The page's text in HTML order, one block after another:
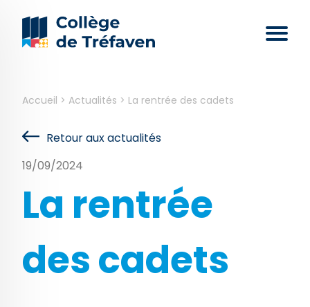
Accueil > Actualités > La rentrée des cadets
Retour aux actualités
19/09/2024
La rentrée
des cadets